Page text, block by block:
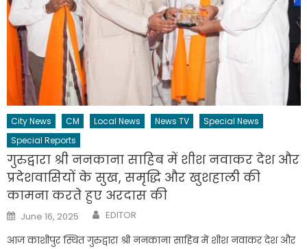
City News CM Local News News TV
Special News
Special Reports
गुरुद्वारा श्री ननकाना साहिब में शीश नवाकर देश और
प्रदेशवासियों के सुख, समृद्धि और खुशहाली की
कामना करते हुए अरदास की
Posted
on
June 16, 2025 Author
EDITOR
आज काशीपुर स्थित गुरुद्वारा श्री ननकाना साहिब में शीश नवाकर देश और